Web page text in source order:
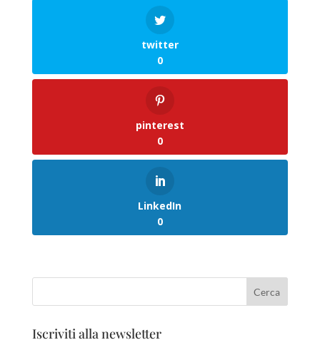
twitter
0
pinterest
0
LinkedIn
0
Iscriviti alla newsletter